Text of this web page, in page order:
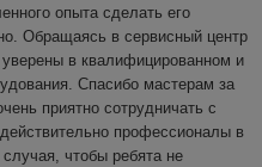
опыта сделать его
Обращаясь в сервисный центр
в квалифицированном и
Спасибо мастерам за
приятно сотрудничать с
профессионалы в
чтобы ребята не